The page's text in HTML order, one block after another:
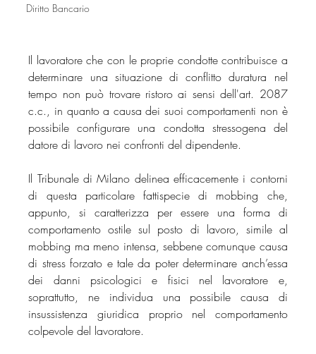
Diritto Bancario
Il lavoratore che con le proprie condotte contribuisce a
determinare una situazione di conflitto duratura nel
tempo non può trovare ristoro ai sensi dell'art. 2087
c.c., in quanto a causa dei suoi comportamenti non è
possibile configurare una condotta stressogena del
datore di lavoro nei confronti del dipendente.
Il Tribunale di Milano delinea efficacemente i contorni
di questa particolare fattispecie di mobbing che,
appunto, si caratterizza per essere una forma di
comportamento ostile sul posto di lavoro, simile al
mobbing ma meno intensa, sebbene comunque causa
di stress forzato e tale da poter determinare anch’essa
dei danni psicologici e fisici nel lavoratore e,
soprattutto, ne individua una possibile causa di
insussistenza giuridica proprio nel comportamento
colpevole del lavoratore.